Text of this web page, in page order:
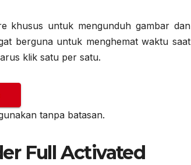
khusus untuk mengunduh gambar dan
berguna untuk menghemat waktu saat
klik satu per satu.
tanpa batasan.
Full Activated